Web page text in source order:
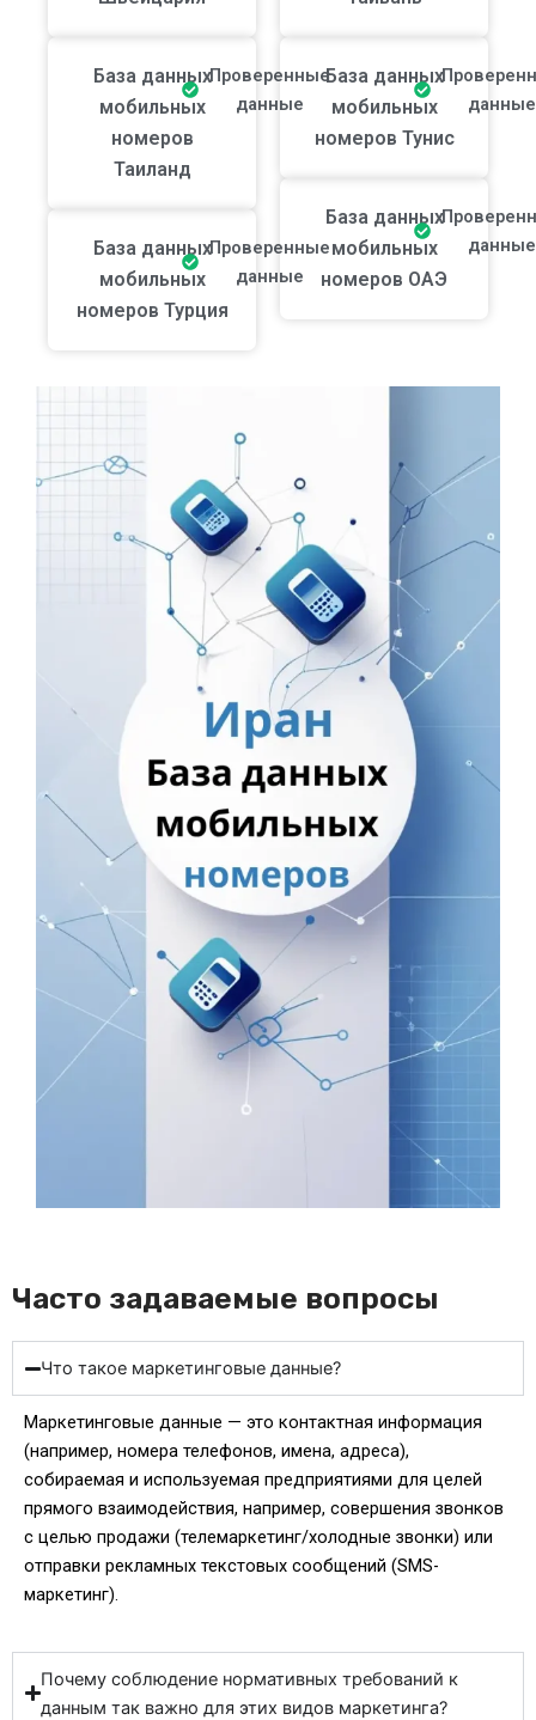
База данных
мобильных
номеров
Таиланд
Проверенные
данные
База данных
мобильных
номеров Турция
Проверенные
данные
База данных
мобильных
номеров Тунис
данные
База данных
мобильных
номеров ОАЭ
данные
Часто задаваемые вопросы
Что такое маркетинговые данные?
Маркетинговые данные — это контактная информация
(например, номера телефонов, имена, адреса),
собираемая и используемая предприятиями для целей
прямого взаимодействия, например, совершения звонков
с целью продажи (телемаркетинг/холодные звонки) или
отправки рекламных текстовых сообщений (SMS-
маркетинг).
Почему соблюдение нормативных требований к
данным так важно для этих видов маркетинга?